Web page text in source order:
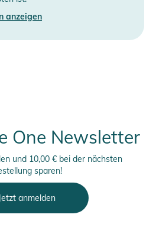
anzeigen
One Newsletter
und 10,00 € bei der nächsten
sparen!
Jetzt anmelden